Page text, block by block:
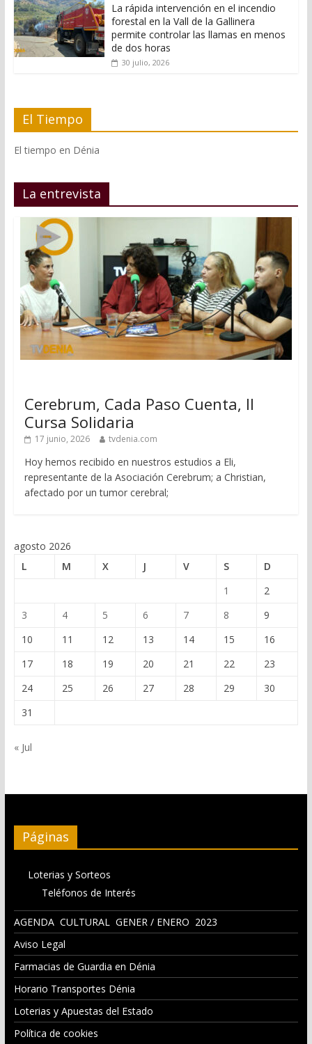
La rápida intervención en el incendio
forestal en la Vall de la Gallinera
permite controlar las llamas en menos
de dos horas
30 julio, 2026
El Tiempo
El tiempo en Dénia
La entrevista
Cerebrum, Cada Paso Cuenta, II
Cursa Solidaria
17 junio, 2026 tvdenia.com
Hoy hemos recibido en nuestros estudios a Eli,
representante de la Asociación Cerebrum; a Christian,
afectado por un tumor cerebral;
agosto 2026
L
M X J V S
D
1
2
3
4 5 6 7 8
9
10
11 12 13 14 15
16
17
18 19 20 21 22
23
24
25 26 27 28 29
30
31
« Jul
Páginas
Loterias y Sorteos
Teléfonos de Interés
AGENDA CULTURAL GENER / ENERO 2023
Aviso Legal
Farmacias de Guardia en Dénia
Horario Transportes Dénia
Loterias y Apuestas del Estado
Política de cookies